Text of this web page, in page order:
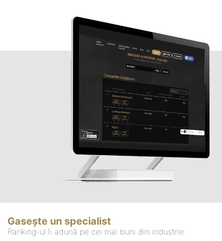
Gasește un specialist
Ranking-ul îi adună pe cei mai buni din industrie